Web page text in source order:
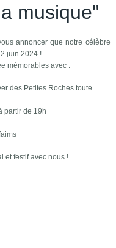
musique"
annoncer que notre célèbre
juin 2024 !
mémorables avec :
des Petites Roches toute
partir de 19h
et festif avec nous !